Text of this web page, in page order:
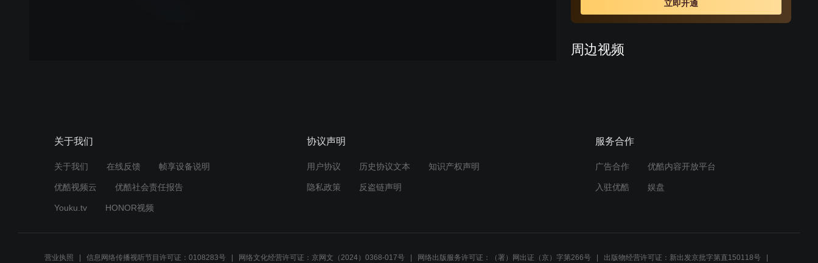
立即开通
周边视频
00:37
关于我们
关于我们 在线反馈 帧享设备说明
优酷视频云 优酷社会责任报告
Youku.tv HONOR视频
协议声明
用户协议 历史协议文本 知识产权声明
隐私政策 反盗链声明
服务合作
广告合作 优酷内容开放平台
入驻优酷 娱盘
营业执照 信息网络传播视听节目许可证：0108283号 网络文化经营许可证：京网文（2024）0368-017号 网络出版服务许可证：（署）网出证（京）字第266号 出版物经营许可证：新出发京批字第直150118号